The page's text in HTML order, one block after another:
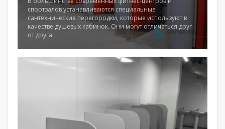
спортзалов устанавливаются специальные
сантехнические перегородки, которые используют в
качестве душевых кабинок. Они могут отличаться друг
от друга